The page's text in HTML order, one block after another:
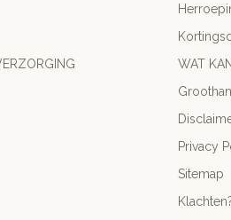
WAT
Privacy
Sitemap